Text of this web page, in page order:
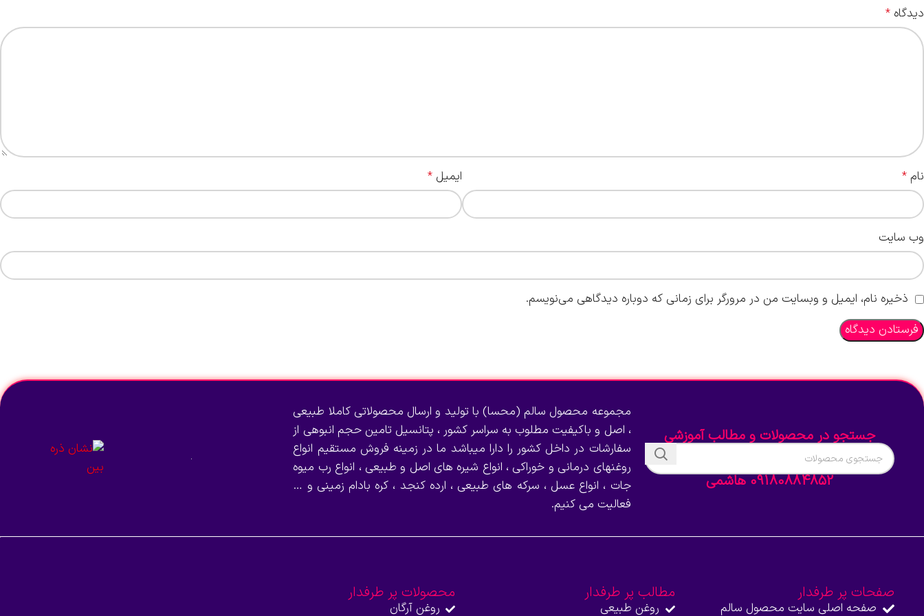
دیدگاه *
نام * ایمیل *
وب‌ سایت
ذخیره نام، ایمیل و وبسایت من در مرورگر برای زمانی که دوباره دیدگاهی می‌نویسم.
جستجو در محصولات و مطالب آموزشی
09180884852 هاشمی
مجموعه محصول سالم (محسا) با تولید و ارسال محصولاتی کاملا طبیعی
، اصل و باکیفیت مطلوب به سراسر کشور ، پتانسیل تامین حجم انبوهی از
سفارشات در داخل کشور را دارا میباشد ما در زمینه فروش مستقیم انواع
روغنهای درمانی و خوراکی ، انواع شیره های اصل و طبیعی ، انواع رب میوه
جات ، انواع عسل ، سرکه های طبیعی ، ارده کنجد ، کره بادام زمینی و …
فعالیت می کنیم.
صفحات پر طرفدار
صفحه اصلی سایت محصول سالم
مطالب پر طرفدار
روغن طبیعی
محصولات پر طرفدار
روغن آرگان